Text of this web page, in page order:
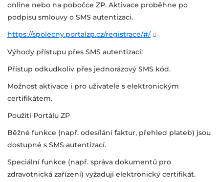
online nebo na pobočce ZP. Aktivace proběhne po
podpisu smlouvy o SMS autentizaci.
https://spolecny.portalzp.cz/registrace/#/
Výhody přístupu přes SMS autentizaci:
Přístup odkudkoliv přes jednorázový SMS kód.
Možnost aktivace i pro uživatele s elektronickým
certifikátem.
Použití Portálu ZP
Běžné funkce (např. odesílání faktur, přehled plateb) jsou
dostupné s SMS autentizací.
Speciální funkce (např. správa dokumentů pro
zdravotnická zařízení) vyžadují elektronický certifikát.